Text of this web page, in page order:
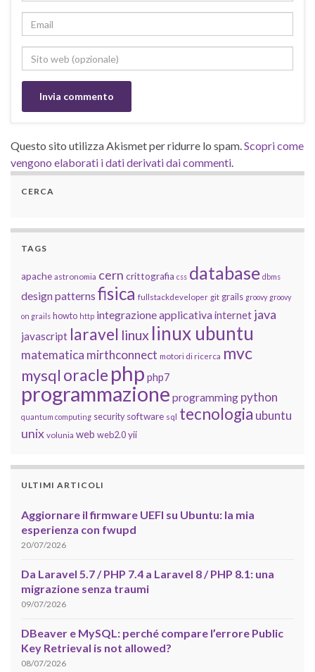
Questo sito utilizza Akismet per ridurre lo spam.Scopri come
vengono elaborati i dati derivati dai commenti.
CERCA
TAGS
apache astronomia cern crittografia css database dbms
design patterns fisica fullstackdeveloper git grails groovy groovy
on grails howto http integrazione applicativainternet java
javascript laravel linux linux ubuntu
matematica mirthconnect motori di ricerca mvc
mysql oracle php php7
programmazione programming python
quantum computing security software sql tecnologia ubuntu
unix volunia web web2.0 yii
ULTIMI ARTICOLI
Aggiornare il firmware UEFI su Ubuntu: la mia
esperienza con fwupd
20/07/2026
Da Laravel 5.7 / PHP 7.4 a Laravel 8 / PHP 8.1: una
migrazione senza traumi
09/07/2026
DBeaver e MySQL: perché compare l’errore Public
Key Retrieval is not allowed?
08/07/2026